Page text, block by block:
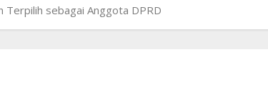
Terpilih sebagai Anggota DPRD